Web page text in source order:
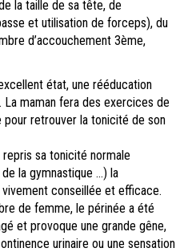
la taille de sa tête, de
et utilisation de forceps), du
d’accouchement 3ème,
état, une rééducation
La maman fera des exercices de
retrouver la tonicité de son
repris sa tonicité normale
la gymnastique …) la
conseillée et efficace.
de femme, le périnée a été
et provoque une grande gêne,
urinaire ou une sensation